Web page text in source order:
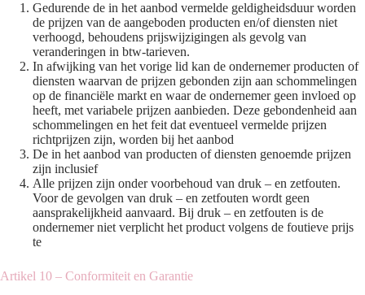
Gedurende de in het aanbod vermelde geldigheidsduur worden
de prijzen van de aangeboden producten en/of diensten niet
verhoogd, behoudens prijswijzigingen als gevolg van
veranderingen in btw-tarieven.
In afwijking van het vorige lid kan de ondernemer producten of
diensten waarvan de prijzen gebonden zijn aan schommelingen
op de financiële markt en waar de ondernemer geen invloed op
heeft, met variabele prijzen aanbieden. Deze gebondenheid aan
schommelingen en het feit dat eventueel vermelde prijzen
richtprijzen zijn, worden bij het aanbod
De in het aanbod van producten of diensten genoemde prijzen
zijn inclusief
Alle prijzen zijn onder voorbehoud van druk – en zetfouten.
Voor de gevolgen van druk – en zetfouten wordt geen
aansprakelijkheid aanvaard. Bij druk – en zetfouten is de
ondernemer niet verplicht het product volgens de foutieve prijs
te
Artikel 10 – Conformiteit en Garantie